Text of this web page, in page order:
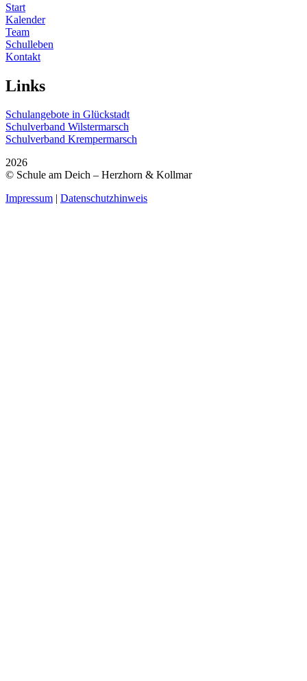
Start
Kalender
Team
Schulleben
Kontakt
Links
Schulangebote in Glückstadt
Schulverband Wilstermarsch
Schulverband Krempermarsch
2026
© Schule am Deich – Herzhorn & Kollmar
Impressum | Datenschutzhinweis